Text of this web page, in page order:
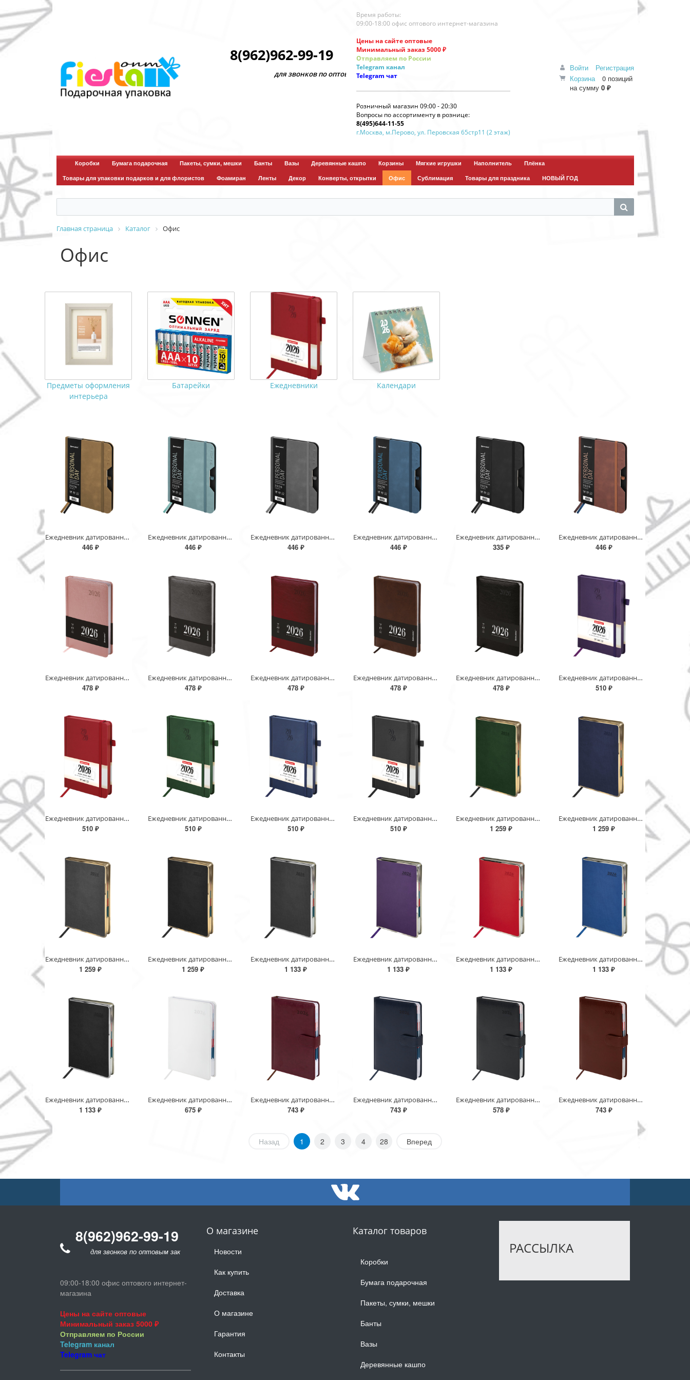
Войти
Регистрация
Корзина
0 позиций
на сумму 0 ₽
8(962)962-99-19
для звонков по оптовым заказам
Время работы:
09:00-18:00 офис оптового интернет-магазина
Цены на сайте оптовые
Минимальный заказ 5000 ₽
Отправляем по России
Telegram канал
Telegram чат
Розничный магазин 09:00 - 20:30
Вопросы по ассортименту в рознице:
8(495)644-11-55
г.Москва, м.Перово, ул. Перовская 65стр11 (2 этаж)
Коробки Бумага подарочная Пакеты, сумки, мешки Банты Вазы Деревянные кашпо Корзины Мягкие игрушки Наполнитель
Плёнка
Товары для упаковки подарков и для флористов
Фоамиран Ленты Декор Конверты, открытки Офис Сублимация Товары для праздника НОВЫЙ ГОД
Главная страница Каталог Офис
Офис
Предметы оформления
интерьера
Батарейки Ежедневники Календари
Ежедневник датированный 2026, А5, 151х213 мм, BRAUBERG "Note", под кожу, держатель для ручки, бежевы
446 ₽
Ежедневник датированный 2026, А5, 151х213 мм, BRAUBERG "Note", под кожу, держатель для ручки, серо-г
446 ₽
Ежедневник датированный 2026, А5, 151х213 мм, BRAUBERG "Note", под кожу, держатель для ручки, серый,
446 ₽
Ежедневник датированный 2026, А5, 151х213 мм, BRAUBERG "Note", под кожу, держатель для ручки, синий,
446 ₽
Ежедневник датированный 2026, А5, 151х213 мм, BRAUBERG "Note", под кожу, держатель для ручки, черный
335 ₽
Ежедневник датированный 2026, А5, 151х213 мм, BRAUBERG "Note", под кожу, держатель для ручки, коричн
446 ₽
Ежедневник датированный 2026, А5, 138х213 мм, BRAUBERG "Impression", под кожу, розовый, 117514
478 ₽
Ежедневник датированный 2026, А5, 138х213 мм, BRAUBERG "Impression", под кожу, серый, 117513
478 ₽
Ежедневник датированный 2026, А5, 138х213 мм, BRAUBERG "Impression", под кожу, бордовый, 117512
478 ₽
Ежедневник датированный 2026, А5, 138х213 мм, BRAUBERG "Impression", под кожу, коричневый, 117511
478 ₽
Ежедневник датированный 2026, А5, 138х213 мм, BRAUBERG "Impression", под кожу, черный, 117510
478 ₽
Ежедневник датированный 2026, А5, 138х213 мм, BRAUBERG "Plain", под кожу, резинка, держатель для руч
510 ₽
Ежедневник датированный 2026, А5, 138х213 мм, BRAUBERG "Plain", под кожу, резинка, держатель для руч
510 ₽
Ежедневник датированный 2026, А5, 138х213 мм, BRAUBERG "Plain", под кожу, резинка, держатель для руч
510 ₽
Ежедневник датированный 2026, А5, 138х213 мм, BRAUBERG "Plain", под кожу, резинка, держатель для руч
510 ₽
Ежедневник датированный 2026, А5, 138х213 мм, BRAUBERG "Plain", под кожу, резинка, держатель для руч
510 ₽
Ежедневник датированный 2026 А5 148х218 мм, GALANT "Infinity Gold", под кожу, темно-зеленый, 117504
1 259 ₽
Ежедневник датированный 2026 А5 148х218 мм, GALANT "Infinity Gold", под кожу, темно-синий, 117503
1 259 ₽
Ежедневник датированный 2026 А5 148х218 мм, GALANT "Infinity Gold", под кожу, серый, 117502
1 259 ₽
Ежедневник датированный 2026 А5 148х218 мм, GALANT "Infinity Gold", под кожу, черный, 117500
1 259 ₽
Ежедневник датированный 2026 А5 148х218 мм, GALANT "Infinity Silver", под кожу, серый, 117499
1 133 ₽
Ежедневник датированный 2026 А5 148х218мм GALANT "Infinity Silver", под кожу, фиолетовый, 117498
1 133 ₽
Ежедневник датированный 2026 А5 148х218 мм, GALANT "Infinity Silver", под кожу, красный, 117497
1 133 ₽
Ежедневник датированный 2026 А5 148х218 мм, GALANT "Infinity Silver", под кожу, синий, 117496
1 133 ₽
Ежедневник датированный 2026 А5 148х218 мм, GALANT "Infinity Silver", под кожу, черный, 117495
1 133 ₽
Ежедневник датированный 2026 А5 148х218 мм, GALANT "White", под кожу, белый, 117494
675 ₽
Ежедневник датированный 2026 А5 148х218 мм, GALANT "Ritter", под кожу, бордовый, 117493
743 ₽
Ежедневник датированный 2026 А5 148х218 мм, GALANT "Ritter", под кожу, темно-синий, 117492
743 ₽
Ежедневник датированный 2026 А5 148х218 мм, GALANT "Ritter", под кожу, черный, 117491
578 ₽
Ежедневник датированный 2026 А5 148х218 мм, GALANT "Ritter", под кожу, коричневый, 117490
743 ₽
Назад 1 2 3 4 28 Вперед
О магазине
Новости
Как купить
Доставка
О магазине
Гарантия
Контакты
Каталог товаров
Коробки
Бумага подарочная
Пакеты, сумки, мешки
Банты
Вазы
Деревянные кашпо
РАССЫЛКА
8(962)962-99-19
для звонков по оптовым заказам
09:00-18:00 офис оптового интернет-
магазина
Цены на сайте оптовые
Минимальный заказ 5000 ₽
Отправляем по России
Telegram канал
Telegram чат